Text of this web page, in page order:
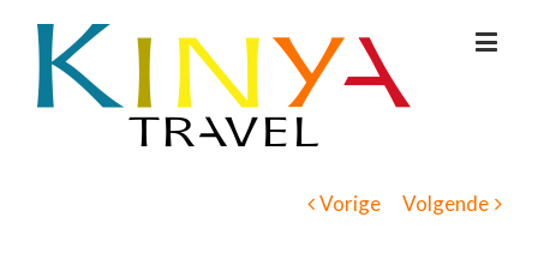
Vorige Volgende